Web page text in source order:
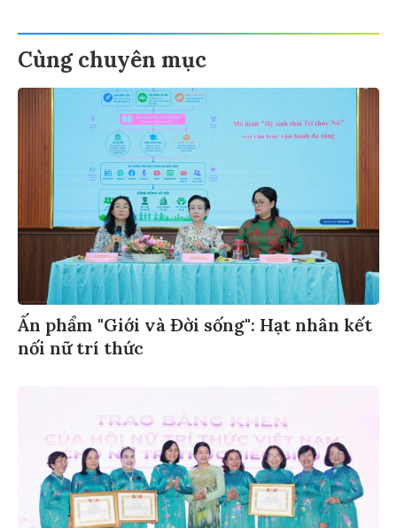
Cùng chuyên mục
Ấn phẩm "Giới và Đời sống": Hạt nhân kết
nối nữ trí thức